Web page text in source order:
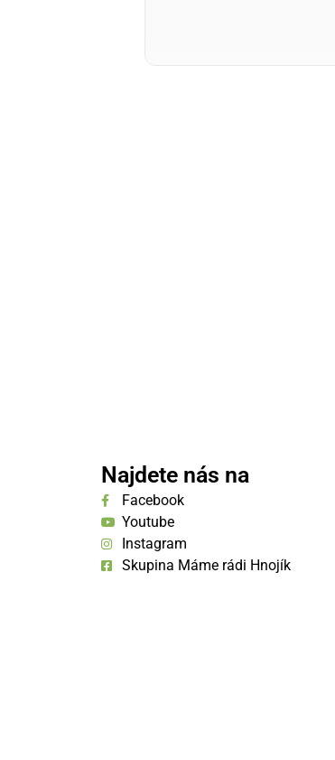
Najdete nás na
Facebook
Youtube
Instagram
Skupina Máme rádi Hnojík